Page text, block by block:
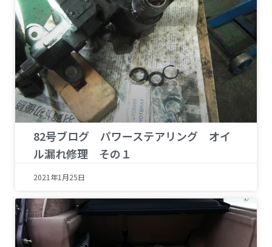
82号ブログ パワーステアリング オイ
ル漏れ修理 その１
2021年1月25日